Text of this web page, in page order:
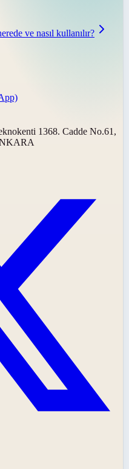
ve nasıl kullanılır?
1368. Cadde No.61,